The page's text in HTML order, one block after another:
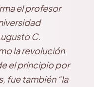
el profesor
C.
la revolución
el principio por
fue también “la